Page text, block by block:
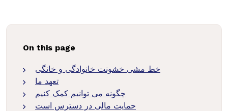
On this page
خط مشی خشونت خانوادگی و خانگی
تعهد ما
چگونه می توانیم کمک کنیم
حمایت مالی در دسترس است